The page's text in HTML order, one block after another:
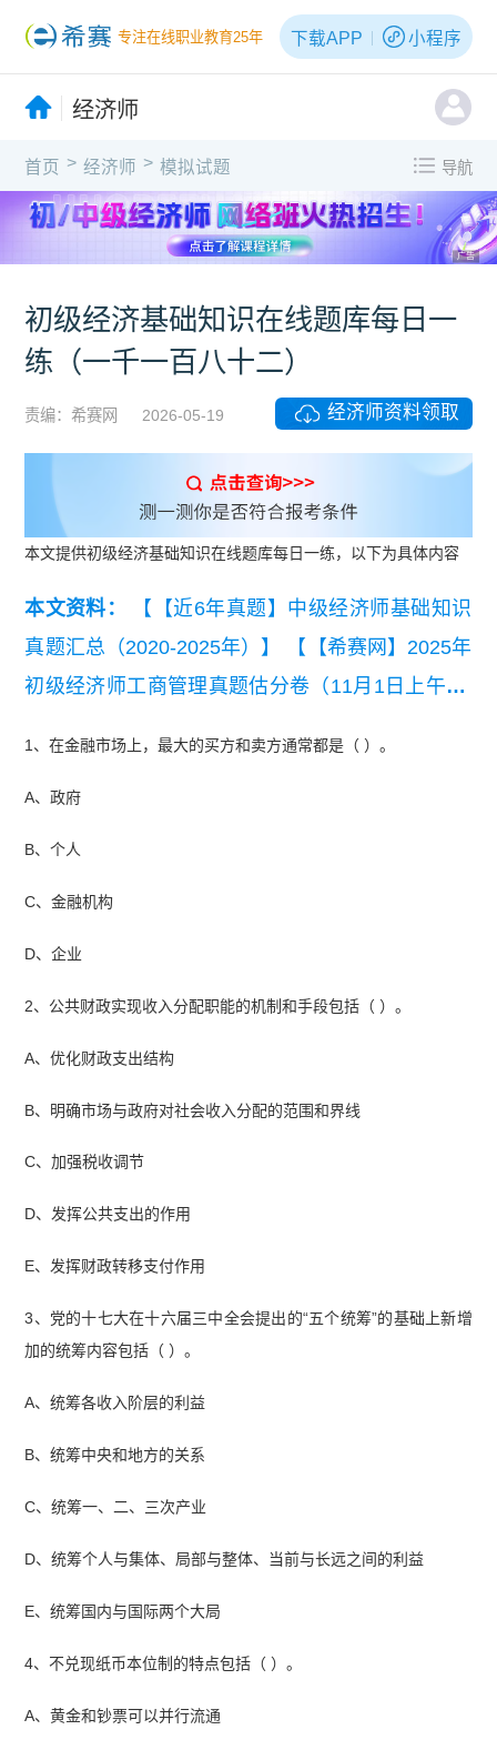
专注在线职业教育25年 下载APP 小程序
经济师
首页 > 经济师 > 模拟试题 导航
广告
初级经济基础知识在线题库每日一
练（一千一百八十二）
责编：希赛网 2026-05-19 经济师资料领取
本文提供初级经济基础知识在线题库每日一练，以下为具体内容
本文资料：
【【近6年真题】中级经济师基础知识
真题汇总（2020-2025年）】
【【希赛网】2025年
初级经济师工商管理真题估分卷（11月1日上午）.
真题估分卷（11.16）上午.pdf】
1、在金融市场上，最大的买方和卖方通常都是（ ）。
A、政府
B、个人
C、金融机构
D、企业
2、公共财政实现收入分配职能的机制和手段包括（ ）。
A、优化财政支出结构
B、明确市场与政府对社会收入分配的范围和界线
C、加强税收调节
D、发挥公共支出的作用
E、发挥财政转移支付作用
3、党的十七大在十六届三中全会提出的“五个统筹”的基础上新增
加的统筹内容包括（ ）。
A、统筹各收入阶层的利益
B、统筹中央和地方的关系
C、统筹一、二、三次产业
D、统筹个人与集体、局部与整体、当前与长远之间的利益
E、统筹国内与国际两个大局
4、不兑现纸币本位制的特点包括（ ）。
A、黄金和钞票可以并行流通